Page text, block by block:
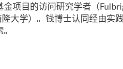
项目的访问研究学者（
大学）。钱博士认同经由实